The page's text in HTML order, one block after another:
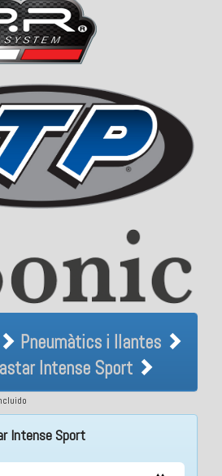
UTV Pneumàtics i
Marastar
Pneumàtics i llantes
Intense Sport
Intense Sport